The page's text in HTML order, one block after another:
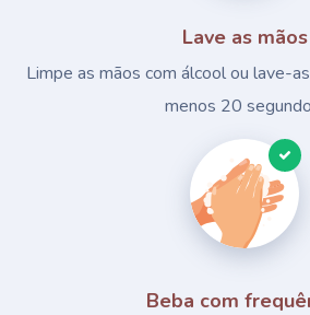
Lave as mãos
Limpe as mãos com álcool ou lave-
menos 20
Beba com